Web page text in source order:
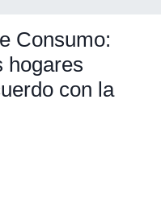
Consumo:
hogares
con la